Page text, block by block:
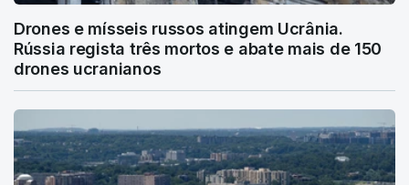
Drones e mísseis russos atingem Ucrânia.
Rússia regista três mortos e abate mais de 150
drones ucranianos